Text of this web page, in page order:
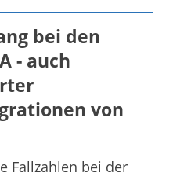
bei den
- auch
von
Fallzahlen bei der